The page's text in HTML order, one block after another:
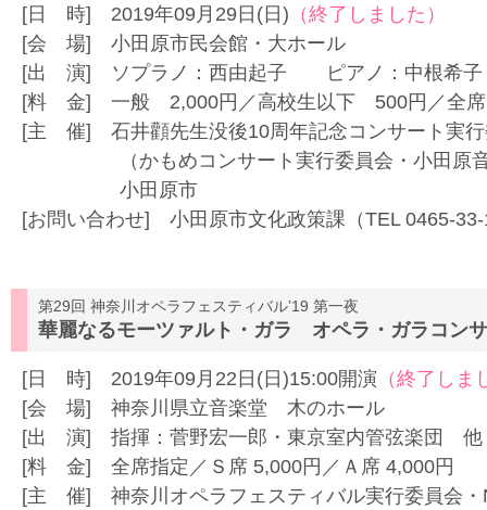
[日 時] 2019年09月29日(日) （終了しました）
[会 場] 小田原市民会館・大ホール
[出 演] ソプラノ：西由起子 ピアノ：中根希
[料 金] 一般 2,000円／高校生以下 500円／全席
[主 催] 石井顴先生没後10周年記念コンサート実行
（かもめコンサート実行委員会・小田原音
小田原市
[お問い合わせ] 小田原市文化政策課（TEL 0465-
第29回 神奈川オペラフェスティバル’19 第一夜
華麗なるモーツァルト・ガラ オペラ・ガラコン
[日 時] 2019年09月22日(日)15:00開演 （終了しま
[会 場] 神奈川県立音楽堂 木のホール
[出 演] 指揮：菅野宏一郎・東京室内管弦楽団 他
[料 金] 全席指定／Ｓ席 5,000円／Ａ席 4,000円
[主 催] 神奈川オペラフェスティバル実行委員会・